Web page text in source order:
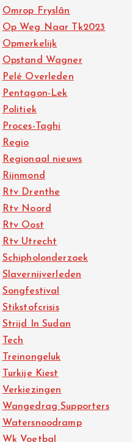
Omrop Fryslân
Op Weg Naar Tk2023
Opmerkelijk
Opstand Wagner
Pelé Overleden
Pentagon-Lek
Politiek
Proces-Taghi
Regio
Regionaal nieuws
Rijnmond
Rtv Drenthe
Rtv Noord
Rtv Oost
Rtv Utrecht
Schipholonderzoek
Slavernijverleden
Songfestival
Stikstofcrisis
Strijd In Sudan
Tech
Treinongeluk
Turkije Kiest
Verkiezingen
Wangedrag Supporters
Watersnoodramp
Wk Voetbal